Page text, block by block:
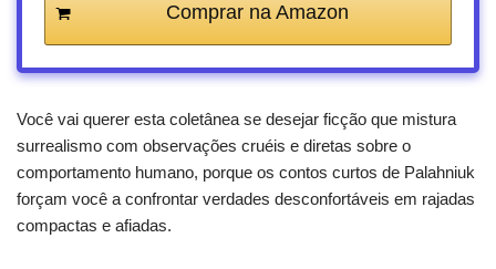
Comprar na Amazon
Você vai querer esta coletânea se desejar ficção que mistura
surrealismo com observações cruéis e diretas sobre o
comportamento humano, porque os contos curtos de Palahniuk
forçam você a confrontar verdades desconfortáveis em rajadas
compactas e afiadas.